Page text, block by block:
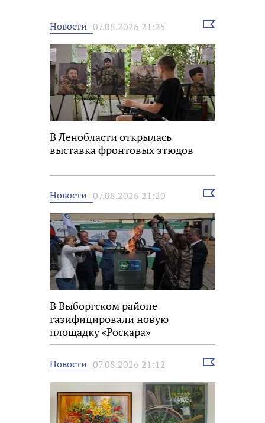
Новости 07.08.2026 21:25
Выбрать
В Ленобласти открылась
выставка фронтовых этюдов
Новости 07.08.2026 21:20
Выбрать
В Выборгском районе
газифицировали новую
площадку «Роскара»
Новости 07.08.2026 21:12
Выбрать